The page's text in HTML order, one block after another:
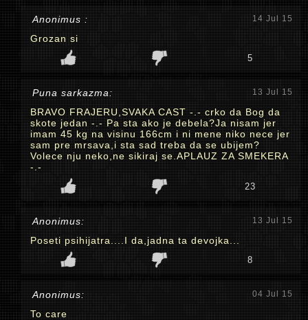
Anonimus : 14 Jul 15
Grozan si
5
Puna sarkazma: 13 Jul 15
BRAVO FRAJERU,SVAKA CAST -.- crko da Bog da
skote jedan -.- Pa sta ako je debela?Ja nisam jer
imam 45 kg na visinu 166cm i ni mene niko nece jer
sam pre mrsava,i sta sad treba da se ubijem?
Volece nju neko,ne sikiraj se.APLAUZ ZA SMEKERA
-.-
23
Anonimus: 13 Jul 15
Poseti psihijatra....I da,jadna ta devojka...
8
Anonimus: 04 Jul 15
To care